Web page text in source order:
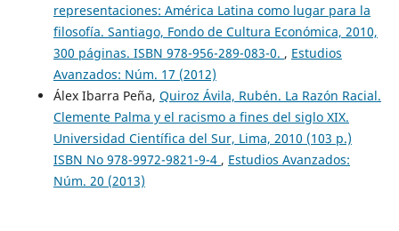
representaciones: América Latina como lugar para la
filosofía. Santiago, Fondo de Cultura Económica, 2010,
300 páginas. ISBN 978-956-289-083-0. , Estudios
Avanzados: Núm. 17 (2012)
Álex Ibarra Peña, Quiroz Ávila, Rubén. La Razón Racial.
Clemente Palma y el racismo a fines del siglo XIX.
Universidad Científica del Sur, Lima, 2010 (103 p.)
ISBN No 978-9972-9821-9-4 , Estudios Avanzados:
Núm. 20 (2013)